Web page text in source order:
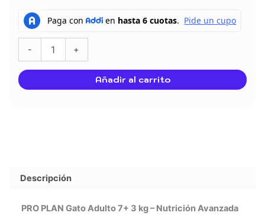
-
Adulto
gatos
de
7
+
Añadir al carrito
Descripción
PRO PLAN Gato Adulto 7+ 3 kg – Nutrición Avanzada